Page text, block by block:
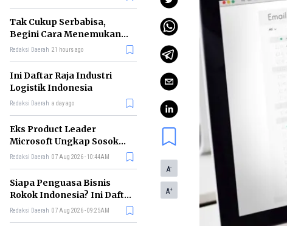
Tak Cukup Serbabisa,
Begini Cara Menemukan
'Spike' agar CV Dilirik HR
Redaksi Daerah 21 hours ago
Ini Daftar Raja Industri
Logistik Indonesia
Redaksi Daerah a day ago
Eks Product Leader
Microsoft Ungkap Sosok
yang Paling Cocok
Redaksi Daerah 07 Aug 2026 - 10:44AM
Siapa Penguasa Bisnis
Rokok Indonesia? Ini Daftar
Perusahaan Terbesarnya
Redaksi Daerah 07 Aug 2026 - 09:25AM
A-
A+